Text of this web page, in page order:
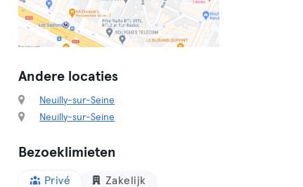
Andere locaties
Neuilly-sur-Seine
Neuilly-sur-Seine
Bezoeklimieten
Privé Zakelijk